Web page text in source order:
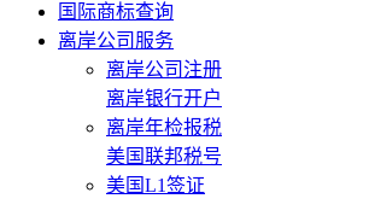
国际商标查询
离岸公司服务
离岸公司注册
离岸银行开户
离岸年检报税
美国联邦税号
美国L1签证